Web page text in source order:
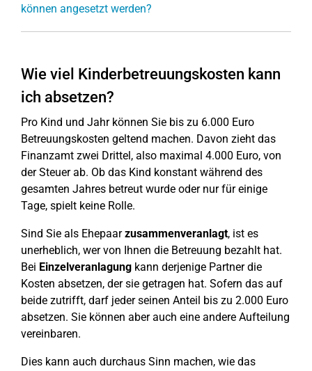
können angesetzt werden?
Wie viel Kinderbetreuungskosten kann
ich absetzen?
Pro Kind und Jahr können Sie bis zu 6.000 Euro
Betreuungskosten geltend machen. Davon zieht das
Finanzamt zwei Drittel, also maximal 4.000 Euro, von
der Steuer ab. Ob das Kind konstant während des
gesamten Jahres betreut wurde oder nur für einige
Tage, spielt keine Rolle.
Sind Sie als Ehepaarzusammenveranlagt, ist es
unerheblich, wer von Ihnen die Betreuung bezahlt hat.
Bei Einzelveranlagung kann derjenige Partner die
Kosten absetzen, der sie getragen hat. Sofern das auf
beide zutrifft, darf jeder seinen Anteil bis zu 2.000 Euro
absetzen. Sie können aber auch eine andere Aufteilung
vereinbaren.
Dies kann auch durchaus Sinn machen, wie das